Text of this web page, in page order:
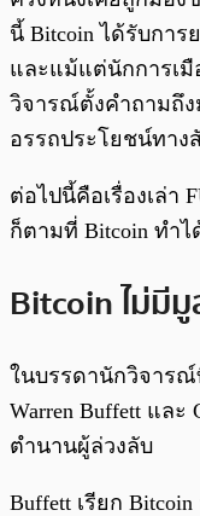
นี้ Bitcoin ได้รับกา
และแม้แต่นักการเ
วิจารณ์ตั้งคำถามถึง
อรรถประโยชน์ทาง
ต่อไปนี้คือเรื่องเล่า
ก็ตามที่ Bitcoin ทำไ
Bitcoin ไม่มี
ในบรรดานักวิจาร
Warren Buffett และ
ตำนานผู้ล่วงลับ
Buffett เรียก